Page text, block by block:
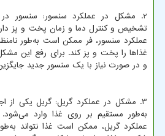
2. مشکل در عملکرد سنسور: سنسور
تشخیص و کنترل دما و زمان پخت و پز
عملکرد سنسور، فر ممکن است به‌طور
غذاها را پخت و پز کند. برای رفع این
و در صورت نیاز با یک سنسور جدید
3. مشکل در عملکرد گریل: گریل یکی
به‌طور مستقیم بر روی غذا وارد
عملکرد گریل، ممکن است غذا نتواند